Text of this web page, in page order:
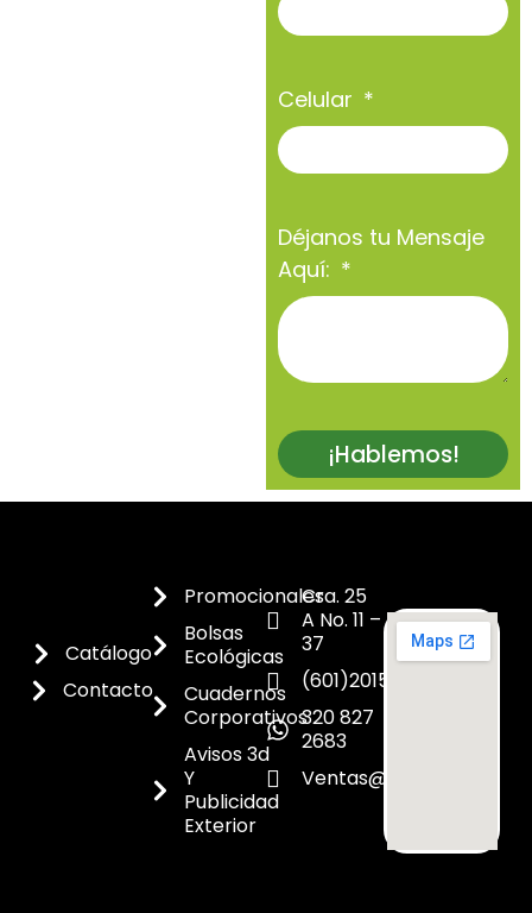
Celular
Déjanos tu Mensaje
Aquí:
¡Hablemos!
Catálogo
Contacto
Promocionales
Bolsas
Ecológicas
Cuadernos
Corporativos
Avisos 3d
Y
Publicidad
Exterior
Cra. 25
A No. 11 –
37
(601)2015300
320 827
2683
Ventas@dicoes.co